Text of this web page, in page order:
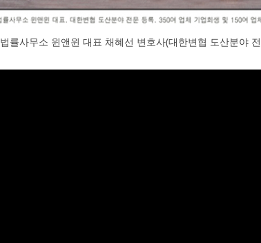
법률사무소 윈앤윈 대표 채혜선 변호사(대한변협 도산분야